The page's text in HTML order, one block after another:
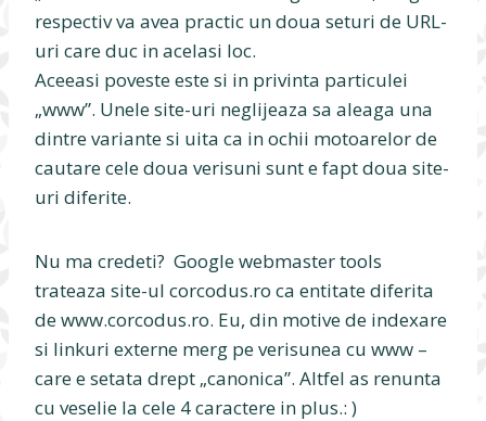
respectiv va avea practic un doua seturi de URL-
uri care duc in acelasi loc.
Aceeasi poveste este si in privinta particulei
„www”. Unele site-uri neglijeaza sa aleaga una
dintre variante si uita ca in ochii motoarelor de
cautare cele doua verisuni sunt e fapt doua site-
uri diferite.
Nu ma credeti? Google webmaster tools
trateaza site-ul corcodus.ro ca entitate diferita
de www.corcodus.ro. Eu, din motive de indexare
si linkuri externe merg pe verisunea cu www –
care e setata drept „canonica”. Altfel as renunta
cu veselie la cele 4 caractere in plus.: )